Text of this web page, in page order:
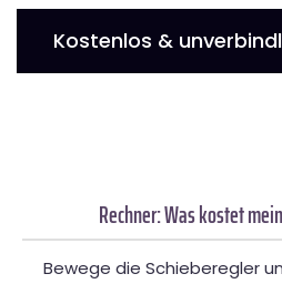
Kostenlos &
Rechner: Was kostet
Bewege die Schieberegler